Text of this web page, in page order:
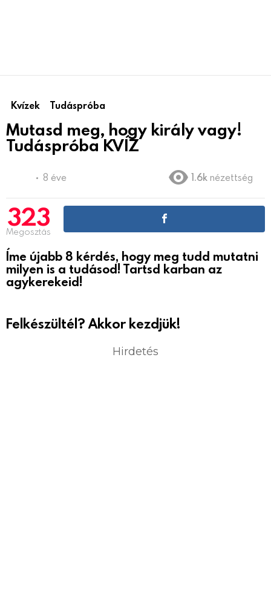
Kvízek Tudáspróba
Mutasd meg, hogy király vagy!
Tudáspróba KVÍZ
8 éve 1.6k nézettség
323
Megosztás
Íme újabb 8 kérdés, hogy meg tudd mutatni
milyen is a tudásod! Tartsd karban az
agykerekeid!
Felkészültél? Akkor kezdjük!
Hirdetés